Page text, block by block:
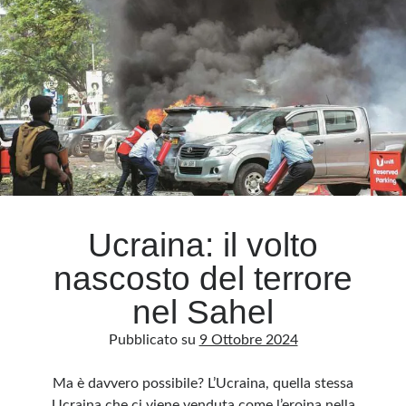
Meta
Accedi
Feed dei contenuti
Feed dei commenti
WordPress.org
Ucraina: il volto
nascosto del terrore
nel Sahel
Pubblicato su 9 Ottobre 2024
Ma è davvero possibile? L’Ucraina, quella stessa